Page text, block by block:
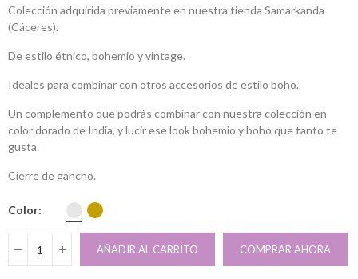
Colección adquirida previamente en nuestra tienda Samarkanda
(Cáceres).
De estilo étnico, bohemio y vintage.
Ideales para combinar con otros accesorios de estilo boho.
Un complemento que podrás combinar con nuestra colección en
color dorado de India, y lucir ese look bohemio y boho que tanto te
gusta.
Cierre de gancho.
Color
AÑADIR AL CARRITO COMPRAR AHORA